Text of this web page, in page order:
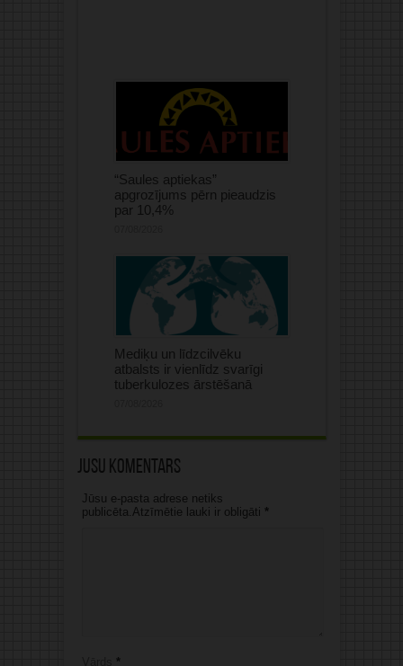
“Saules aptiekas”
apgrozījums pērn pieaudzis
par 10,4%
Mediķu un līdzcilvēku
atbalsts ir vienlīdz svarīgi
tuberkulozes ārstēšanā
Jūsu komentārs
Jūsu e-pasta adrese netiks
publicēta.Atzīmētie lauki ir obligāti *
*